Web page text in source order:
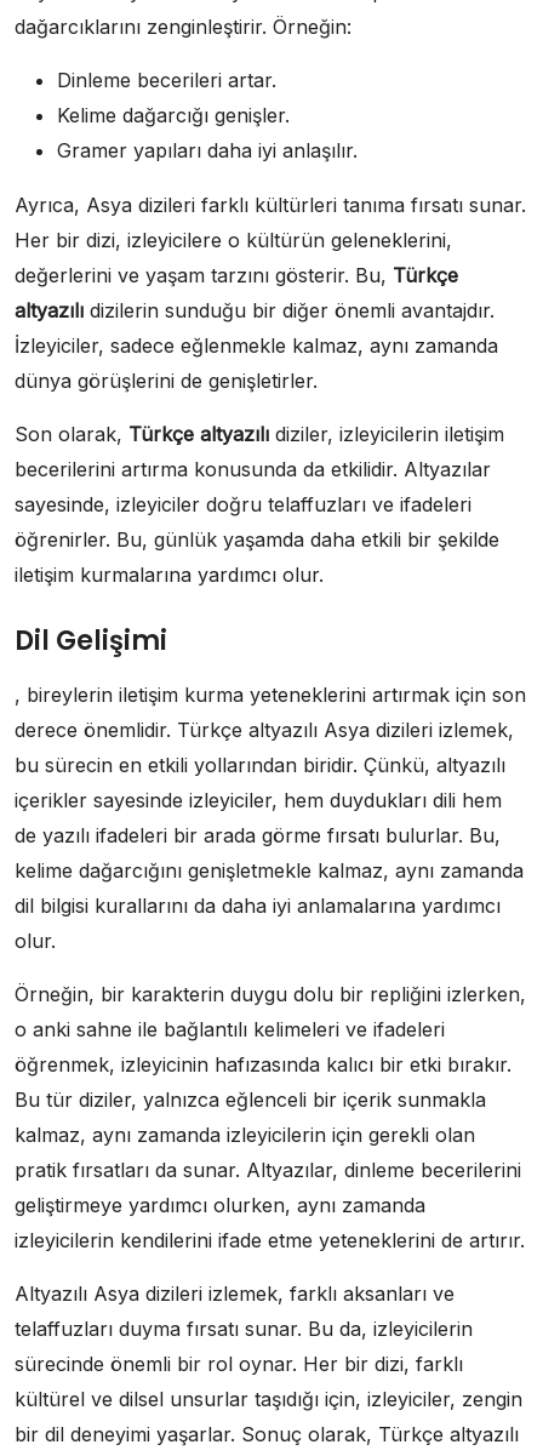
dağarcıklarını zenginleştirir. Örneğin:
Dinleme becerileri artar.
Kelime dağarcığı genişler.
Gramer yapıları daha iyi anlaşılır.
Ayrıca, Asya dizileri farklı kültürleri tanıma fırsatı sunar.
Her bir dizi, izleyicilere o kültürün geleneklerini,
değerlerini ve yaşam tarzını gösterir. Bu, Türkçe
altyazılı dizilerin sunduğu bir diğer önemli avantajdır.
İzleyiciler, sadece eğlenmekle kalmaz, aynı zamanda
dünya görüşlerini de genişletirler.
Son olarak, Türkçe altyazılı diziler, izleyicilerin iletişim
becerilerini artırma konusunda da etkilidir. Altyazılar
sayesinde, izleyiciler doğru telaffuzları ve ifadeleri
öğrenirler. Bu, günlük yaşamda daha etkili bir şekilde
iletişim kurmalarına yardımcı olur.
Dil Gelişimi
, bireylerin iletişim kurma yeteneklerini artırmak için son
derece önemlidir. Türkçe altyazılı Asya dizileri izlemek,
bu sürecin en etkili yollarından biridir. Çünkü, altyazılı
içerikler sayesinde izleyiciler, hem duydukları dili hem
de yazılı ifadeleri bir arada görme fırsatı bulurlar. Bu,
kelime dağarcığını genişletmekle kalmaz, aynı zamanda
dil bilgisi kurallarını da daha iyi anlamalarına yardımcı
olur.
Örneğin, bir karakterin duygu dolu bir repliğini izlerken,
o anki sahne ile bağlantılı kelimeleri ve ifadeleri
öğrenmek, izleyicinin hafızasında kalıcı bir etki bırakır.
Bu tür diziler, yalnızca eğlenceli bir içerik sunmakla
kalmaz, aynı zamanda izleyicilerin için gerekli olan
pratik fırsatları da sunar. Altyazılar, dinleme becerilerini
geliştirmeye yardımcı olurken, aynı zamanda
izleyicilerin kendilerini ifade etme yeteneklerini de artırır.
Altyazılı Asya dizileri izlemek, farklı aksanları ve
telaffuzları duyma fırsatı sunar. Bu da, izleyicilerin
sürecinde önemli bir rol oynar. Her bir dizi, farklı
kültürel ve dilsel unsurlar taşıdığı için, izleyiciler, zengin
bir dil deneyimi yaşarlar. Sonuç olarak, Türkçe altyazılı